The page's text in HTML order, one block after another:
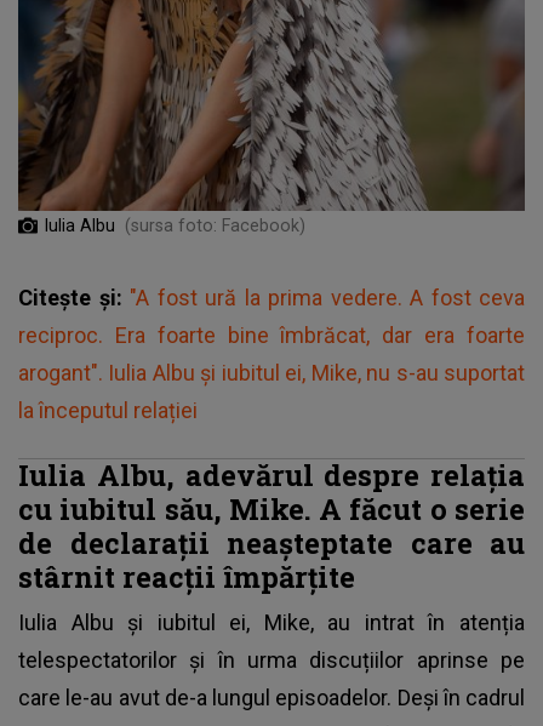
Iulia Albu (sursa foto: Facebook)
Citește și: "A fost ură la prima vedere. A fost ceva
reciproc. Era foarte bine îmbrăcat, dar era foarte
arogant". Iulia Albu și iubitul ei, Mike, nu s-au suportat
la începutul relației
Iulia Albu, adevărul despre relația
cu iubitul său, Mike. A făcut o serie
de declarații neașteptate care au
stârnit reacții împărțite
Iulia Albu și iubitul ei, Mike, au intrat în atenția
telespectatorilor și în urma discuțiilor aprinse pe
care le-au avut de-a lungul episoadelor. Deși în cadrul